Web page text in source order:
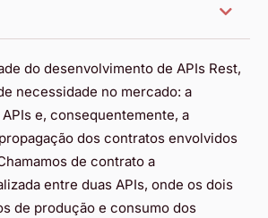
do desenvolvimento de APIs Rest,
necessidade no mercado: a
e, consequentemente, a
dos contratos envolvidos
de contrato a
entre duas APIs, onde os dois
de produção e consumo dos